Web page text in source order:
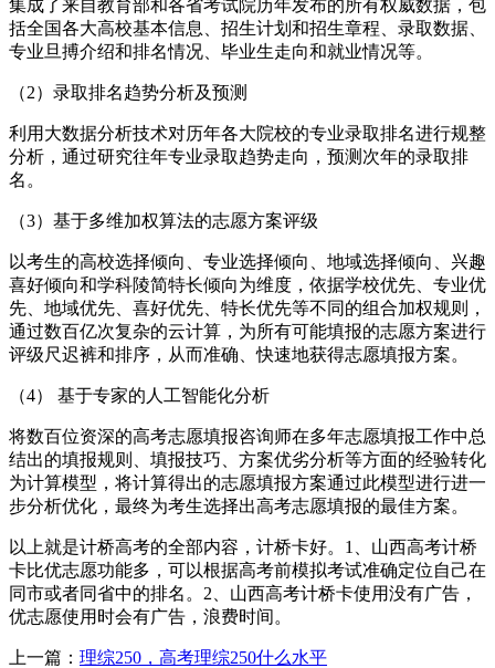
集成了来自教育部和各省考试院历年发布的所有权威数据，包
括全国各大高校基本信息、招生计划和招生章程、录取数据、
专业旦搏介绍和排名情况、毕业生走向和就业情况等。
（2）录取排名趋势分析及预测
利用大数据分析技术对历年各大院校的专业录取排名进行规整
分析，通过研究往年专业录取趋势走向，预测次年的录取排
名。
（3）基于多维加权算法的志愿方案评级
以考生的高校选择倾向、专业选择倾向、地域选择倾向、兴趣
喜好倾向和学科陵简特长倾向为维度，依据学校优先、专业优
先、地域优先、喜好优先、特长优先等不同的组合加权规则，
通过数百亿次复杂的云计算，为所有可能填报的志愿方案进行
评级尺迟裤和排序，从而准确、快速地获得志愿填报方案。
（4） 基于专家的人工智能化分析
将数百位资深的高考志愿填报咨询师在多年志愿填报工作中总
结出的填报规则、填报技巧、方案优劣分析等方面的经验转化
为计算模型，将计算得出的志愿填报方案通过此模型进行进一
步分析优化，最终为考生选择出高考志愿填报的最佳方案。
以上就是计桥高考的全部内容，计桥卡好。1、山西高考计桥
卡比优志愿功能多，可以根据高考前模拟考试准确定位自己在
同市或者同省中的排名。2、山西高考计桥卡使用没有广告，
优志愿使用时会有广告，浪费时间。
上一篇： 理综250，高考理综250什么水平